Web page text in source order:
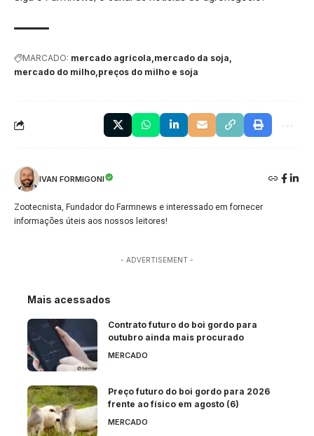
MARCADO: mercado agrícola mercado da soja
mercado do milho preços do milho e soja
IVAN FORMIGONI
Zootecnista, Fundador do Farmnews e interessado em fornecer
informações úteis aos nossos leitores!
- ADVERTISEMENT -
Mais acessados
Contrato futuro do boi gordo para
outubro ainda mais procurado
MERCADO
Preço futuro do boi gordo para 2026
frente ao físico em agosto (6)
MERCADO